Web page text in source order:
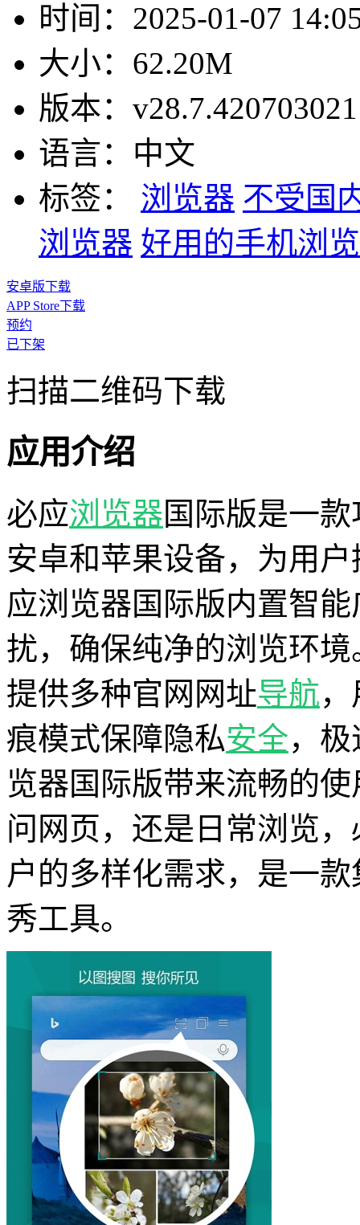
时间： 2025-01-07
大小： 62.20M
版本： v28.7.420703021
语言： 中文
标签：
浏览器 不受国
浏览器 好用的手机浏
安卓版下载
APP Store下载
预约
已下架
扫描二维码下载
应用介绍
必应浏览器国际版是一
安卓和苹果设备，为用
应浏览器国际版内置智
扰，确保纯净的浏览环
提供多种官网网址导航
痕模式保障隐私安全，
览器国际版带来流畅的
问网页，还是日常浏览
户的多样化需求，是一
秀工具。